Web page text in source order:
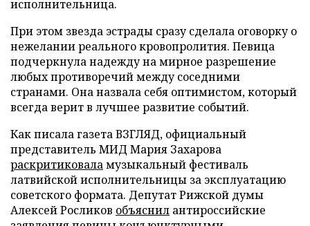
исполнительница.
При этом звезда эстрады сразу сделала оговорку о
нежелании реального кровопролития. Певица
подчеркнула надежду на мирное разрешение
любых противоречий между соседними
странами. Она назвала себя оптимистом, который
всегда верит в лучшее развитие событий.
Как писала газета ВЗГЛЯД, официальный
представитель МИД Мария Захарова
раскритиковаламузыкальный фестиваль
латвийской исполнительницы за эксплуатацию
советского формата. Депутат Рижской думы
Алексей Росликов объяснил антироссийские